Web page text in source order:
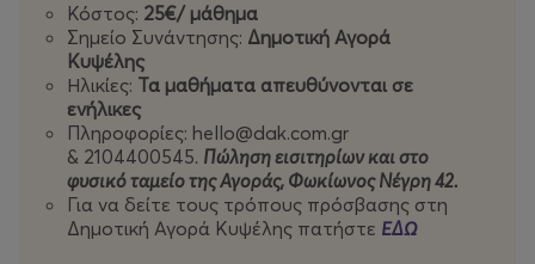
Κόστος: 25€/ μάθημα
Σημείο Συνάντησης: Δημοτική Αγορά
Κυψέλης
Ηλικίες: Τα μαθήματα απευθύνονται σε
ενήλικες
Πληροφορίες: hello@dak.com.gr
& 2104400545. Πώληση εισιτηρίων και στο
φυσικό ταμείο της Αγοράς, Φωκίωνος Νέγρη 42.
Για να δείτε τους τρόπους πρόσβασης στη
Δημοτική Αγορά Κυψέλης πατήστε ΕΔΩ